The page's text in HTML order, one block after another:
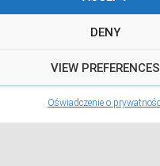
DENY
VIEW PREFERENCES
Oświadczenie o
Hestia | Stworzone przez
i pliki ciasteczka: Ta witryna używa
korzystanie z tej witryny, wyrażasz